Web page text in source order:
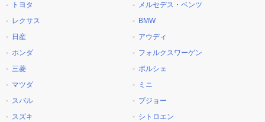
トヨタ
レクサス
日産
ホンダ
三菱
マツダ
スバル
スズキ
メルセデス・ベンツ
BMW
アウディ
フォルクスワーゲン
ポルシェ
ミニ
プジョー
シトロエン